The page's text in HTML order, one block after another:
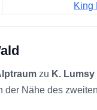
King
zu K. Lumsy
der Nähe des